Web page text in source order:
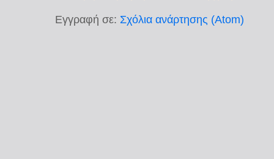
Εγγραφή σε: Σχόλια ανάρτησης (Atom)